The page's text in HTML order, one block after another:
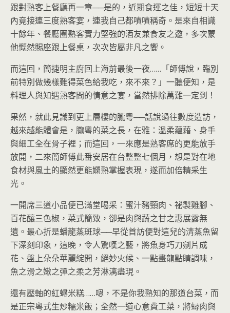
跟對熟客上餐廳再一章──是的，近期食運之佳，短短十天
內竟接連三度熟客宴，連我自己都嘖嘖稱奇。是來自相識
十餘年、餐廳圈熟客實力堅強的酒友兼食友之邀，多次蒙
他慨然賜座跟上餐桌，次次皆屬非凡之饗。
而這回，簡捷明主廚回上海前最後一夜……「師傅說，臨別
前特別做幾樣難得菜色給我吃，來不來？」一聽便知，是
料理人與知遇熟客間的情意之宴，當然排除萬難一定到！
果然，就此見識到更上層樓的朧粵──話說過往數度造訪，
越來越能體會是，朧粵的菜之長，在雅：溫柔蘊藉、身手
與細工全在骨子裡；而這回，一來應是熟客席的更能放手
放開，二來簡師傅此番安居在台整整七個月，想是對在地
食材與風土的顯然更能嫻熟掌握表現，遂而加倍精采生
光。
一開席三道小品便已滿堂喝采：蜜汁豬頸肉、祕製雞腳、
百花釀三色椒，菜式簡致，卻是肉與蔬之甘之惠展露無
遺。最心折是蟠龍蒸斑球──早從首訪便對這兒的清蒸魚留
下深刻印象，這晚，令人驚嘆之藝，將魚身巧刀剜片成
花、盤上朵朵華麗綻開，絕妙火候、一點畫龍點睛調味，
魚之滑之嫩之彈之柔之芳淋漓盡現。
還有壓軸的紅蟳米糕……嗯，不是你我熟知的那道台菜，而
是正宗粵式生炒糯米飯；全然一道心意費工菜，將蟳肉與